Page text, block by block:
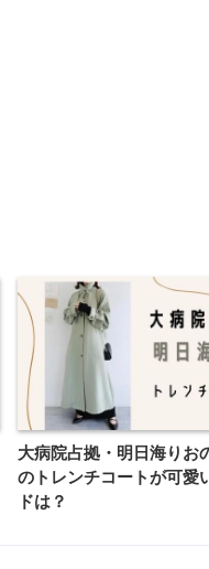
大病院占拠・明日海りお
のトレンチコートが可愛
ドは？